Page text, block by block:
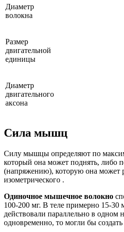
Диаметр
волокна
Размер
двигательной
единицы
Диаметр
двигательного
аксона
Сила мышц
Силу мышцы определяют по
который она может поднять, либо
(напряжению), которую она может
изометрического .
Одиночное мышечное волокно
100-200 мг. В теле примерно 15-
действовали параллельно в одном
одновременно, то могли бы